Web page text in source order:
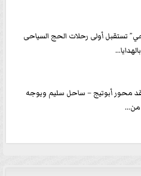
تستقبل أولى رحلات الحج السياحى
محور أبوتيج – ساحل سليم ويوجه
من...